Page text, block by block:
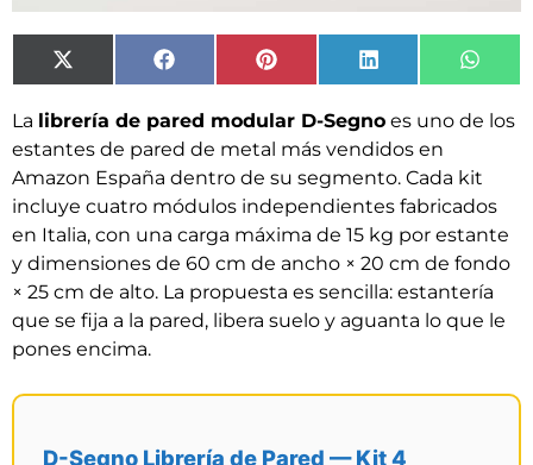
X
(Twitter)
Facebook Pinterest LinkedIn
La librería de pared modular D-Segno es uno de los
estantes de pared de metal más vendidos en
Amazon España dentro de su segmento. Cada kit
incluye cuatro módulos independientes fabricados
en Italia, con una carga máxima de 15 kg por estante
y dimensiones de 60 cm de ancho × 20 cm de fondo
× 25 cm de alto. La propuesta es sencilla: estantería
que se fija a la pared, libera suelo y aguanta lo que le
pones encima.
D-Segno Librería de Pared — Kit 4